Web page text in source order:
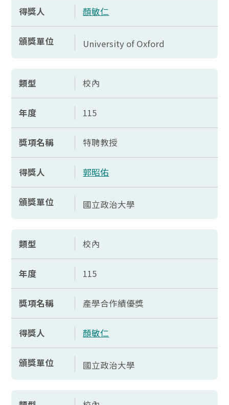
得獎人 顏敏仁
頒獎單位 University of Oxford
類型 校內
年度 115
獎項名稱 特聘教授
得獎人 郭昭佑
頒獎單位 國立政治大學
類型 校內
年度 115
獎項名稱 產學合作績優獎
得獎人 顏敏仁
頒獎單位 國立政治大學